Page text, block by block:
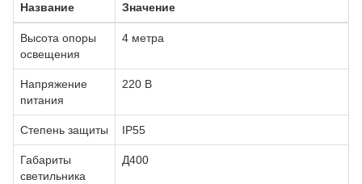
Название Значение
Высота опоры
освещения
4 метра
Напряжение
питания
220 В
Степень защиты IP55
Габариты
светильника
Д400